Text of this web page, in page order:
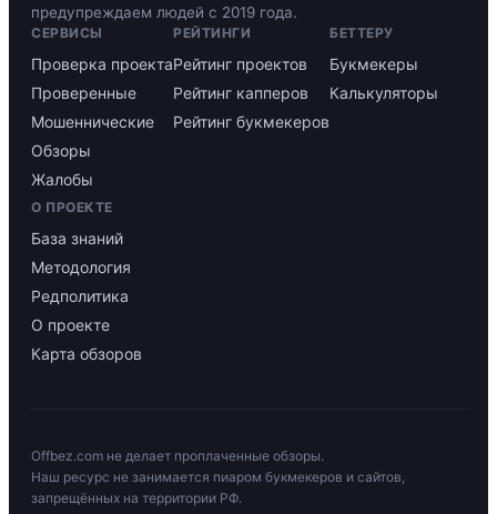
предупреждаем людей с 2019 года.
СЕРВИСЫ
Проверка проекта
Проверенные
Мошеннические
Обзоры
Жалобы
РЕЙТИНГИ
Рейтинг проектов
Рейтинг капперов
Рейтинг букмекеров
БЕТТЕРУ
Букмекеры
Калькуляторы
О ПРОЕКТЕ
База знаний
Методология
Редполитика
О проекте
Карта обзоров
Offbez.com не делает проплаченные обзоры.
Наш ресурс не занимается пиаром букмекеров и сайтов,
запрещённых на территории РФ.